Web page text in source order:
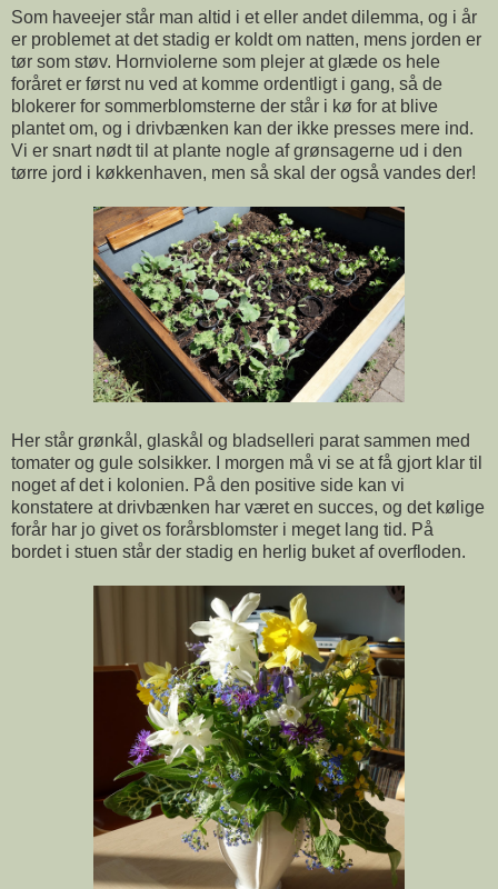
Som haveejer står man altid i et eller andet dilemma, og i år
er problemet at det stadig er koldt om natten, mens jorden er
tør som støv. Hornviolerne som plejer at glæde os hele
foråret er først nu ved at komme ordentligt i gang, så de
blokerer for sommerblomsterne der står i kø for at blive
plantet om, og i drivbænken kan der ikke presses mere ind.
Vi er snart nødt til at plante nogle af grønsagerne ud i den
tørre jord i køkkenhaven, men så skal der også vandes der!
Her står grønkål, glaskål og bladselleri parat sammen med
tomater og gule solsikker. I morgen må vi se at få gjort klar til
noget af det i kolonien. På den positive side kan vi
konstatere at drivbænken har været en succes, og det kølige
forår har jo givet os forårsblomster i meget lang tid. På
bordet i stuen står der stadig en herlig buket af overfloden.